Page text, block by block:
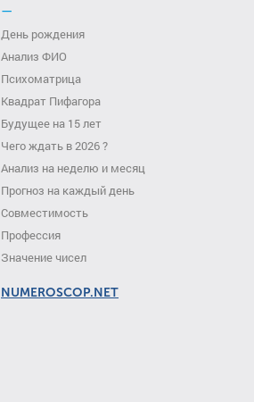
—
День рождения
Анализ ФИО
Психоматрица
Квадрат Пифагора
Будущее на 15 лет
Чего ждать в 2026 ?
Анализ на неделю и месяц
Прогноз на каждый день
Совместимость
Профессия
Значение чисел
NUMEROSCOP.NET